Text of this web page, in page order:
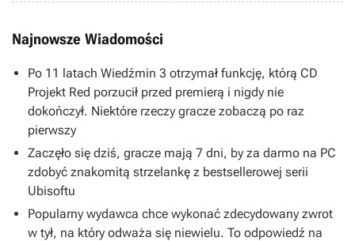
Najnowsze Wiadomości
Po 11 latach Wiedźmin 3 otrzymał funkcję, którą CD
Projekt Red porzucił przed premierą i nigdy nie
dokończył. Niektóre rzeczy gracze zobaczą po raz
pierwszy
Zaczęło się dziś, gracze mają 7 dni, by za darmo na PC
zdobyć znakomitą strzelankę z bestsellerowej serii
Ubisoftu
Popularny wydawca chce wykonać zdecydowany zwrot
w tył, na który odważa się niewielu. To odpowiedź na